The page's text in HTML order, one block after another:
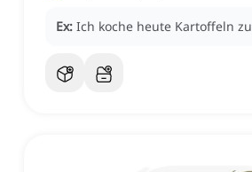
Ex: Ich koche heute Kartoffeln